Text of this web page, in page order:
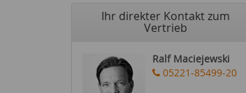
Ihr direkter Kontakt zum
Vertrieb
Ralf Maciejewski
05221-85499-20